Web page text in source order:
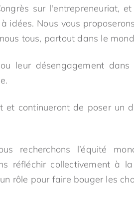
sur l'entrepreneuriat,
idées. Nous vous
tous, partout dans le
leur désengagement
et continueront de poser un
recherchons l’équité
réfléchir collectivement à
rôle pour faire bouger les